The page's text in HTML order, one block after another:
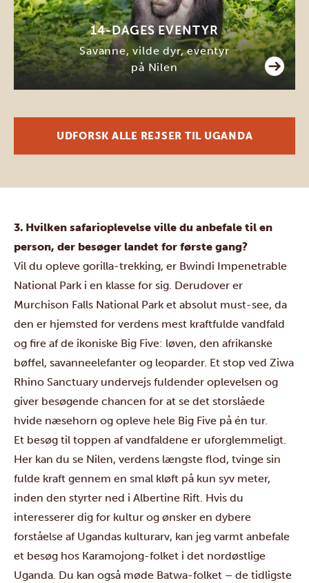
14-DAGES EVENTYR
Savanne, vilde dyr, eventyr
på Nilen
UDFORSK ALLE REJSER TIL UGANDA
3. Hvilken safarioplevelse ville du anbefale til en
person, der besøger landet for første gang?
Vil du opleve gorilla-trekking, er Bwindi Impenetrable
National Park i en klasse for sig. Derudover er
Murchison Falls National Park et absolut must-see, da
den er hjemsted for verdens mest kraftfulde vandfald
og fire af de ikoniske Big Five: løven, den afrikanske
bøffel, savanneelefanter og leoparder. Et stop ved Ziwa
Rhino Sanctuary undervejs fuldender oplevelsen og
giver besøgende chancen for at se det storslåede
hvide næsehorn og opleve hele Big Five på én tur.
Et besøg til toppen af ​​vandfaldene er uforglemmeligt.
Her kan du se Nilen, verdens længste flod, tvinge sin
fulde kraft gennem en smal kløft på kun syv meter,
inden den styrter ned i Albertine Rift. Hvis du
interesserer dig for kultur og ønsker en dybere
forståelse af Ugandas kulturarv, kan jeg varmt anbefale
et besøg hos Karamojong-folket i det nordøstlige
Uganda. Du kan også møde Batwa-folket – de tidligste